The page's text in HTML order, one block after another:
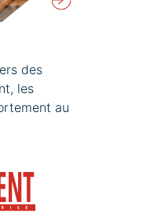
des
les
au